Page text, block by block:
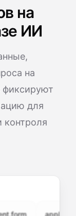
на
ИИ
на
фиксируют
для
контроля